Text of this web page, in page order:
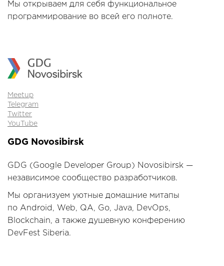
Мы открываем для себя функциональное
программирование во всей его полноте.
Meetup
Telegram
Twitter
YouTube
GDG Novosibirsk
GDG (Google Developer Group) Novosibirsk —
независимое сообщество разработчиков.
Мы организуем уютные домашние митапы
по Android, Web, QA, Go, Java, DevOps,
Blockchain, а также душевную конферению
DevFest Siberia.